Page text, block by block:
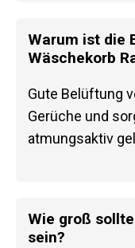
Warum ist die
Wäschekorb
Gute Belüftung
Gerüche und
atmungsaktiv
Wie groß
sein?